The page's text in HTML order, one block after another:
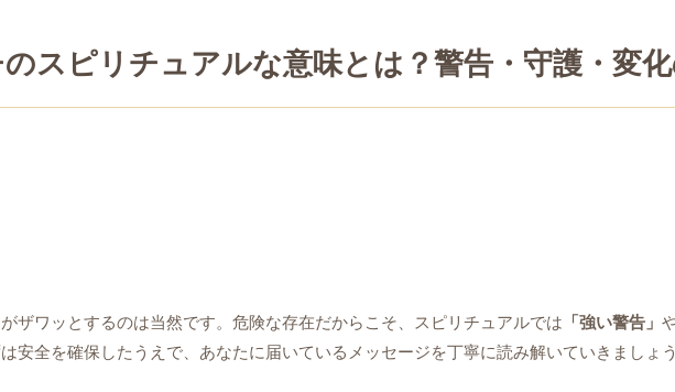
スピリチュアルな意味とは？警告・守護・変
ザワッとするのは当然です。危険な存在だからこそ、スピリチュアルでは 「強い警告」
安全を確保したうえで、あなたに届いているメッセージを丁寧に読み解いていきましょ